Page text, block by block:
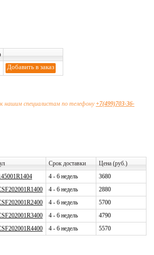
нашим специалистам по телефону+7(499)703-36-
Срок доставки
Цена (руб.)
4 - 6 недель
3680
4 - 6 недель
2880
4 - 6 недель
5700
4 - 6 недель
4790
4 - 6 недель 5570